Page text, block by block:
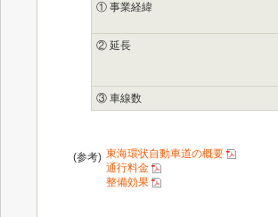
① 事業経緯
② 延長
③ 車線数
(参考) 東海環状自動車道の概要
通行料金
整備効果